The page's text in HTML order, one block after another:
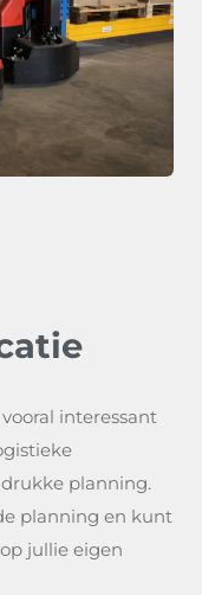
interessant
planning.
planning en kunt
jullie eigen